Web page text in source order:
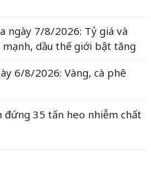
ngày 7/8/2026: Tỷ giá và
dầu thế giới bật tăng
6/8/2026: Vàng, cà phê
đứng 35 tấn heo nhiễm chất